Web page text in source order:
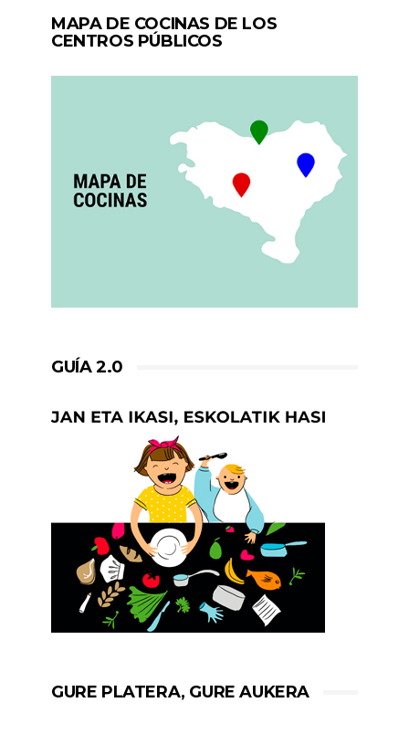
MAPA DE COCINAS DE LOS
CENTROS PÚBLICOS
GUÍA 2.0
GURE PLATERA, GURE AUKERA